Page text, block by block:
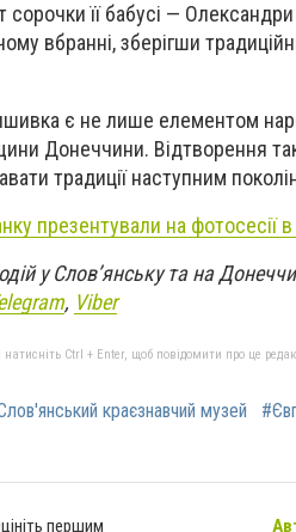
сорочки її бабусі —
вбранні, зберігши
є не лише елементом
Донеччини. Відтворення
традиції наступним
презентували на фотосесії
у Слов’янську та на
, Viber
Ctrl + Enter, щоб повідомити про це
краєзнавчий музей
першим